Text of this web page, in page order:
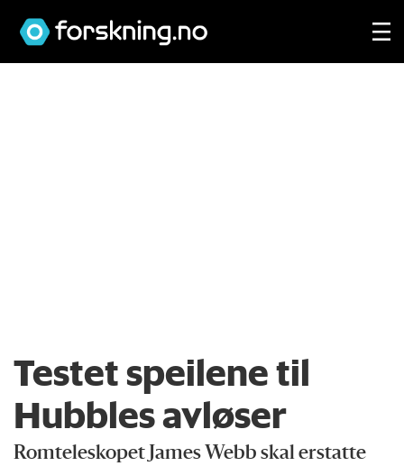
Testet speilene til
Hubbles avløser
Romteleskopet James Webb skal erstatte